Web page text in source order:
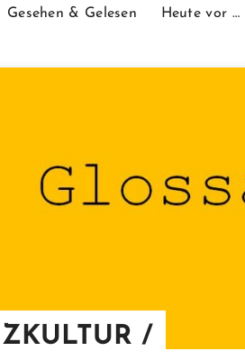
Gesehen & Gelesen Heute vor …
/